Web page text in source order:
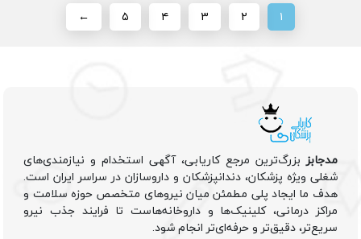
۱ ۲ ۳ ۴ ۵ ←
مدجابزبزرگ‌ترین مرجع کاریابی، آگهی استخدام و نیازمندی‌های
شغلی ویژه پزشکان، دندانپزشکان و داروسازان در سراسر ایران است.
هدف ما ایجاد پلی مطمئن میان نیروهای متخصص حوزه سلامت و
مراکز درمانی، کلینیک‌ها و داروخانه‌هاست تا فرایند جذب نیرو
سریع‌تر، دقیق‌تر و حرفه‌ای‌تر انجام شود.